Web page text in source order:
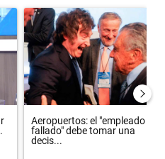
título "El Banco Central no pudo
Un artículo de tendencia con el
Aeropuertos: el "empleado
fallado" debe tomar una
decis...